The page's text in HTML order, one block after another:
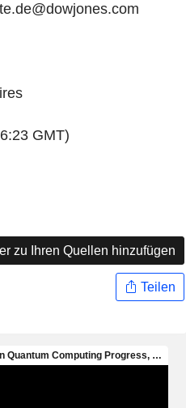
GMT)
zu Ihren Quellen hinzufügen
Teilen